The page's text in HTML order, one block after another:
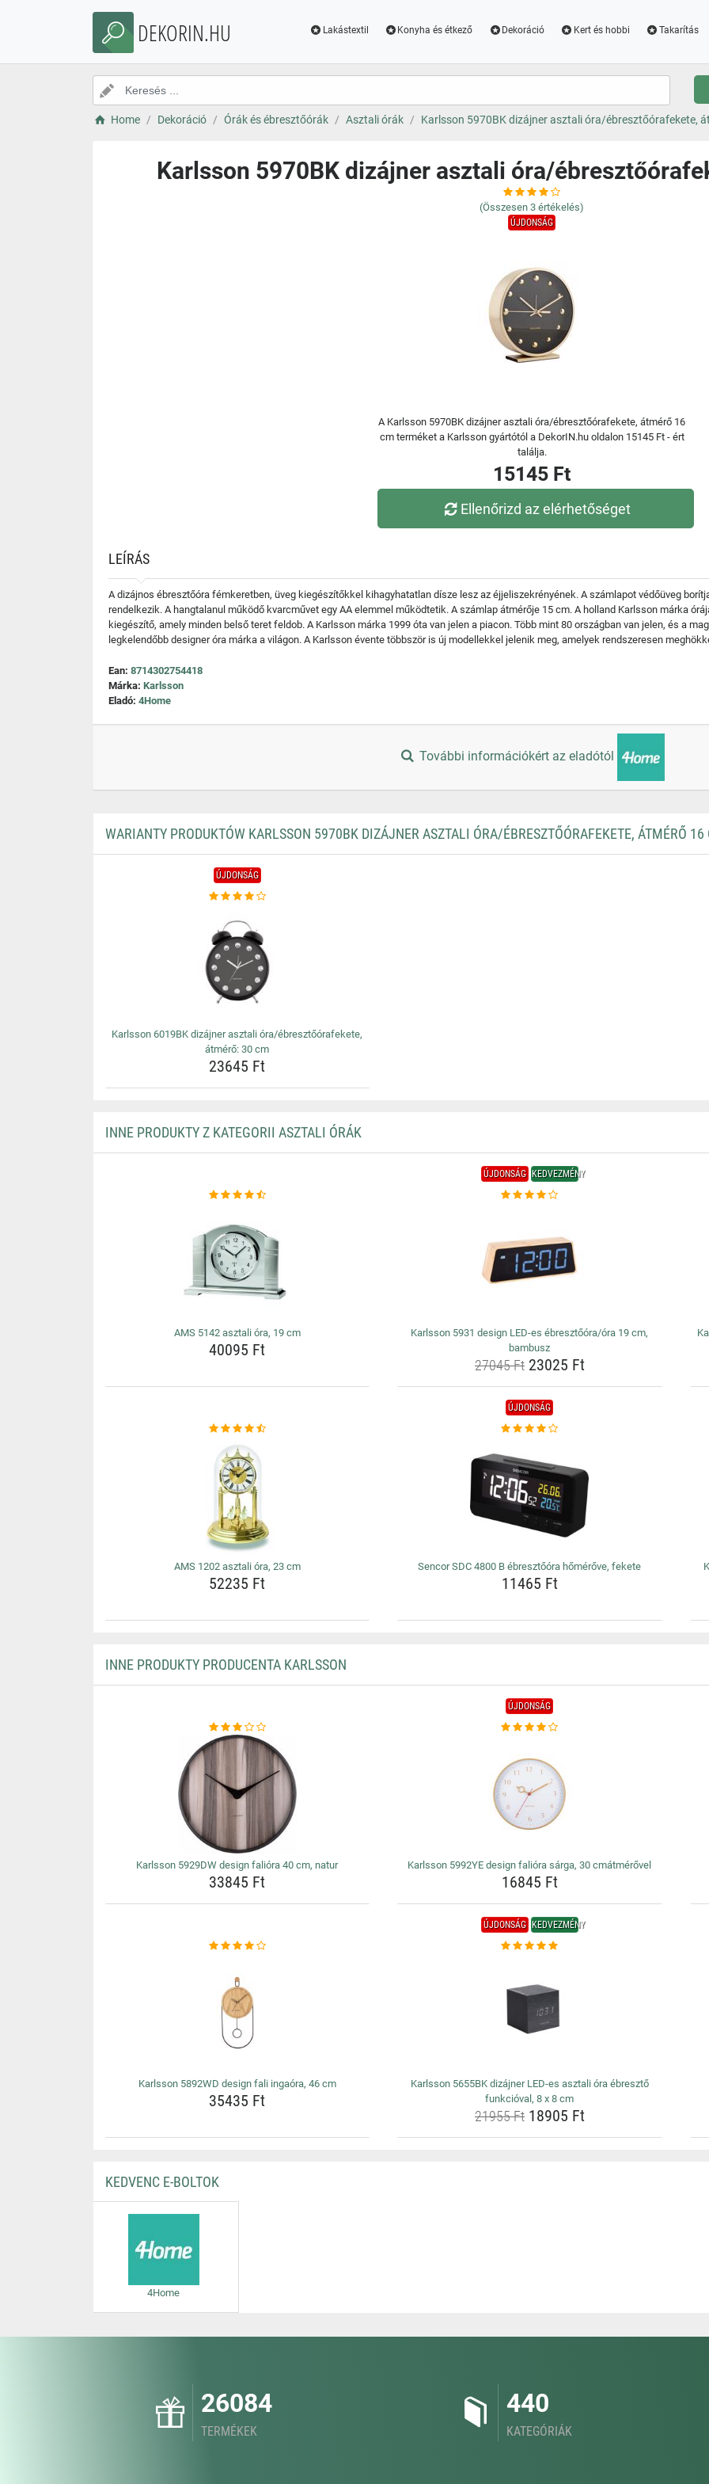
DEKORIN.HU Lakástextil Konyha és étkező Dekoráció Kert és hobbi Takarítás
Home Dekoráció Órák és ébresztőórák Asztali órák Karlsson 5970BK dizájner asztali óra/ébresztőórafekete,
Karlsson 5970BK dizájner asztali óra/
(Összesen 3 értékelés)
ÚJDONSÁG
A Karlsson 5970BK dizájner asztali óra/ébresztőórafekete, átmérő 16
cm terméket a Karlsson gyártótól a DekorIN.hu oldalon 15145 Ft - ért
találja.
15145 Ft
Ellenőrizd az elérhetőséget
LEÍRÁS
A dizájnos ébresztőóra fémkeretben, üveg kiegészítőkkel kihagyhatatlan dísze lesz az éjjeliszekrényének. A számlapot védőüveg
rendelkezik. A hangtalanul működő kvarcművet egy AA elemmel működtetik. A számlap átmérője 15 cm. A holland Karlsson márka
kiegészítő, amely minden belső teret feldob. A Karlsson márka 1999 óta van jelen a piacon. Több mint 80 országban van jelen, és a
legkelendőbb designer óra márka a világon. A Karlsson évente többször is új modellekkel jelenik meg, amelyek rendszeresen
Ean: 8714302754418
Márka: Karlsson
Eladó: 4Home
További információkért az eladótól
WARIANTY PRODUKTÓW KARLSSON 5970BK DIZÁJNER ASZTALI ÓRA/ÉBRESZTŐÓRAFEKETE, ÁTMÉRŐ 16
ÚJDONSÁG
Karlsson 6019BK dizájner asztali óra/ébresztőórafekete,
átmérő: 30 cm
23645 Ft
INNE PRODUKTY Z KATEGORII ASZTALI ÓRÁK
AMS 5142 asztali óra, 19 cm
40095 Ft
ÚJDONSÁG KEDVEZMÉNY
Karlsson 5931 design LED-es ébresztőóra/óra 19 cm,
bambusz
27045 Ft23025 Ft
AMS 1202 asztali óra, 23 cm
52235 Ft
ÚJDONSÁG
Sencor SDC 4800 B ébresztőóra hőmérőve, fekete
11465 Ft
INNE PRODUKTY PRODUCENTA KARLSSON
Karlsson 5929DW design falióra 40 cm, natur
33845 Ft
ÚJDONSÁG
Karlsson 5992YE design falióra sárga, 30 cmátmérővel
16845 Ft
Karlsson 5892WD design fali ingaóra, 46 cm
35435 Ft
ÚJDONSÁG KEDVEZMÉNY
Karlsson 5655BK dizájner LED-es asztali óra ébresztő
funkcióval, 8 x 8 cm
21955 Ft18905 Ft
KEDVENC E-BOLTOK
4Home
26084
TERMÉKEK
440
KATEGÓRIÁK